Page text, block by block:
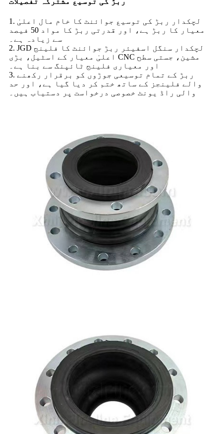
1. لچکدار ربڑ کی توسیع جوائنٹ کا خام مال اعلیٰ
معیار کا ربڑ ہے، اور قدرتی ربڑ کا مواد 50 فیصد
سے زیادہ ہے۔
2. JGD لچکدار سنگل اسفیئر ربڑ جوائنٹ کا فلینج
اعلیٰ معیار کے اسٹیل، بڑی CNC مشین، جستی سطح
اور معیاری فلینج ٹائپنگ سے بنا ہے۔
3. ربڑ کے تمام توسیعی جوڑوں کو برقرار رکھنے
والے فلینجز کے ساتھ ختم کر دیا گیا ہے، اور حد
والی راڈ یونٹ خصوصی درخواست پر دستیاب ہیں۔